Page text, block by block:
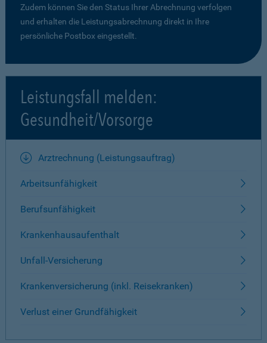
Zudem können Sie den Status Ihrer Abrechnung verfolgen
und erhalten die Leistungsabrechnung direkt in Ihre
persönliche Postbox eingestellt.
Leistungsfall melden:
Gesundheit/Vorsorge
Arztrechnung (Leistungsauftrag)
Arbeitsunfähigkeit
Berufsunfähigkeit
Krankenhausaufenthalt
Unfall-Versicherung
Krankenversicherung (inkl. Reisekranken)
Verlust einer Grundfähigkeit